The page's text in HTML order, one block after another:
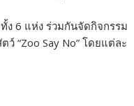
ง 6 แห่ง ร่วมกันจัดกิจกรรม
“Zoo Say No” โดยแต่ละ